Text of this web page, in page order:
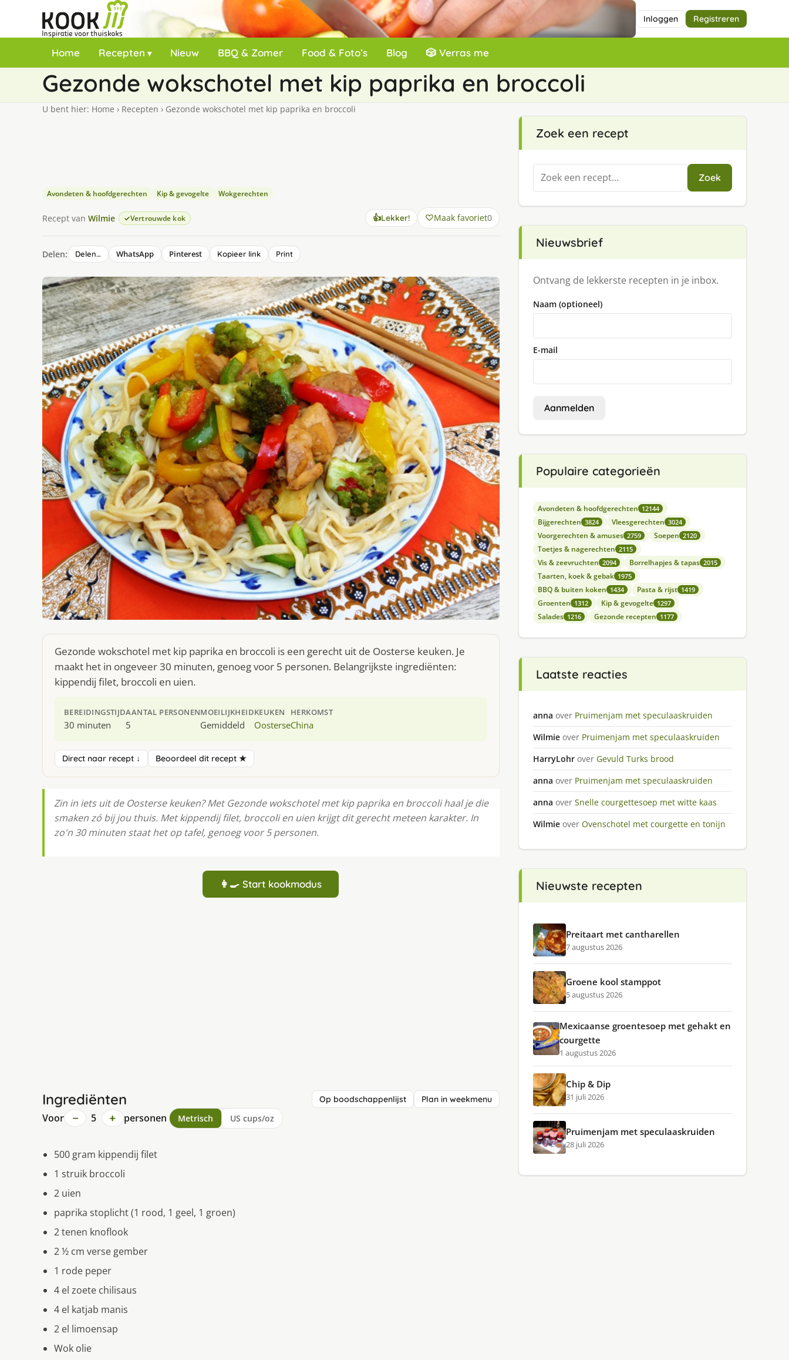
Inloggen Registreren
Home Recepten Nieuw BBQ & Zomer Food & Foto’s Blog 🎲 Verras me
Gezonde wokschotel met kip paprika en broccoli
U bent hier: Home › Recepten › Gezonde wokschotel met kip paprika en broccoli
Avondeten & hoofdgerechten Kip & gevogelte Wokgerechten
Recept van Wilmie Vertrouwde kok 👍Lekker! Maak favoriet0
Delen: Delen… WhatsApp Pinterest Kopieer link Print
Gezonde wokschotel met kip paprika en broccoli is een gerecht uit de Oosterse keuken. Je
maakt het in ongeveer 30 minuten, genoeg voor 5 personen. Belangrijkste ingrediënten:
kippendij filet, broccoli en uien.
BEREIDINGSTIJD
30 minuten
AANTAL PERSONEN
5
MOEILIJKHEID
Gemiddeld
KEUKEN
Oosterse
HERKOMST
China
Direct naar recept ↓ Beoordeel dit recept ★
Zin in iets uit de Oosterse keuken? Met Gezonde wokschotel met kip paprika en broccoli haal je die
smaken zó bij jou thuis. Met kippendij filet, broccoli en uien krijgt dit gerecht meteen karakter. In
zo'n 30 minuten staat het op tafel, genoeg voor 5 personen.
👩‍🍳 Start kookmodus
Ingrediënten Op boodschappenlijst Plan in weekmenu
Voor − 5 + personen Metrisch US cups/oz
500 gram kippendij filet
1 struik broccoli
2 uien
paprika stoplicht (1 rood, 1 geel, 1 groen)
2 tenen knoflook
2 ½ cm verse gember
1 rode peper
4 el zoete chilisaus
4 el katjab manis
2 el limoensap
Wok olie
Zoek een recept
Zoeken
naar:
Zoek
Nieuwsbrief
Ontvang de lekkerste recepten in je inbox.
Naam (optioneel)
E-mail
Aanmelden
Populaire categorieën
Avondeten & hoofdgerechten 12144
Bijgerechten 3824 Vleesgerechten 3024
Voorgerechten & amuses 2759 Soepen 2120
Toetjes & nagerechten 2115
Vis & zeevruchten 2094 Borrelhapjes & tapas 2015
Taarten, koek & gebak 1975
BBQ & buiten koken 1434 Pasta & rijst 1419
Groenten 1312 Kip & gevogelte 1297
Salades 1216 Gezonde recepten 1177
Laatste reacties
anna over Pruimenjam met speculaaskruiden
Wilmie over Pruimenjam met speculaaskruiden
HarryLohr over Gevuld Turks brood
anna over Pruimenjam met speculaaskruiden
anna over Snelle courgettesoep met witte kaas
Wilmie over Ovenschotel met courgette en tonijn
Nieuwste recepten
Preitaart met cantharellen
7 augustus 2026
Groene kool stamppot
5 augustus 2026
Mexicaanse groentesoep met gehakt en
courgette
1 augustus 2026
Chip & Dip
31 juli 2026
Pruimenjam met speculaaskruiden
28 juli 2026